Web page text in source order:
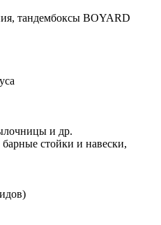
тандембоксы BOYARD
и др.
стойки и навески,